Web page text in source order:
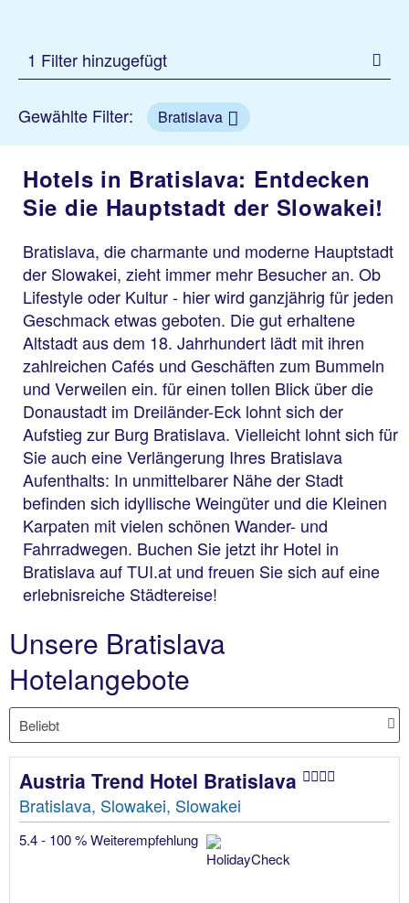
1 Filter hinzugefügt
Gewählte Filter: Bratislava
Hotels in Bratislava: Entdecken
Sie die Hauptstadt der Slowakei!
Bratislava, die charmante und moderne Hauptstadt
der Slowakei, zieht immer mehr Besucher an. Ob
Lifestyle oder Kultur - hier wird ganzjährig für jeden
Geschmack etwas geboten. Die gut erhaltene
Altstadt aus dem 18. Jahrhundert lädt mit ihren
zahlreichen Cafés und Geschäften zum Bummeln
und Verweilen ein. für einen tollen Blick über die
Donaustadt im Dreiländer-Eck lohnt sich der
Aufstieg zur Burg Bratislava. Vielleicht lohnt sich für
Sie auch eine Verlängerung Ihres Bratislava
Aufenthalts: In unmittelbarer Nähe der Stadt
befinden sich idyllische Weingüter und die Kleinen
Karpaten mit vielen schönen Wander- und
Fahrradwegen. Buchen Sie jetzt ihr Hotel in
Bratislava auf TUI.at und freuen Sie sich auf eine
erlebnisreiche Städtereise!
Unsere Bratislava
Hotelangebote
Austria Trend Hotel Bratislava
Bratislava, Slowakei, Slowakei
5.4 - 100 % Weiterempfehlung